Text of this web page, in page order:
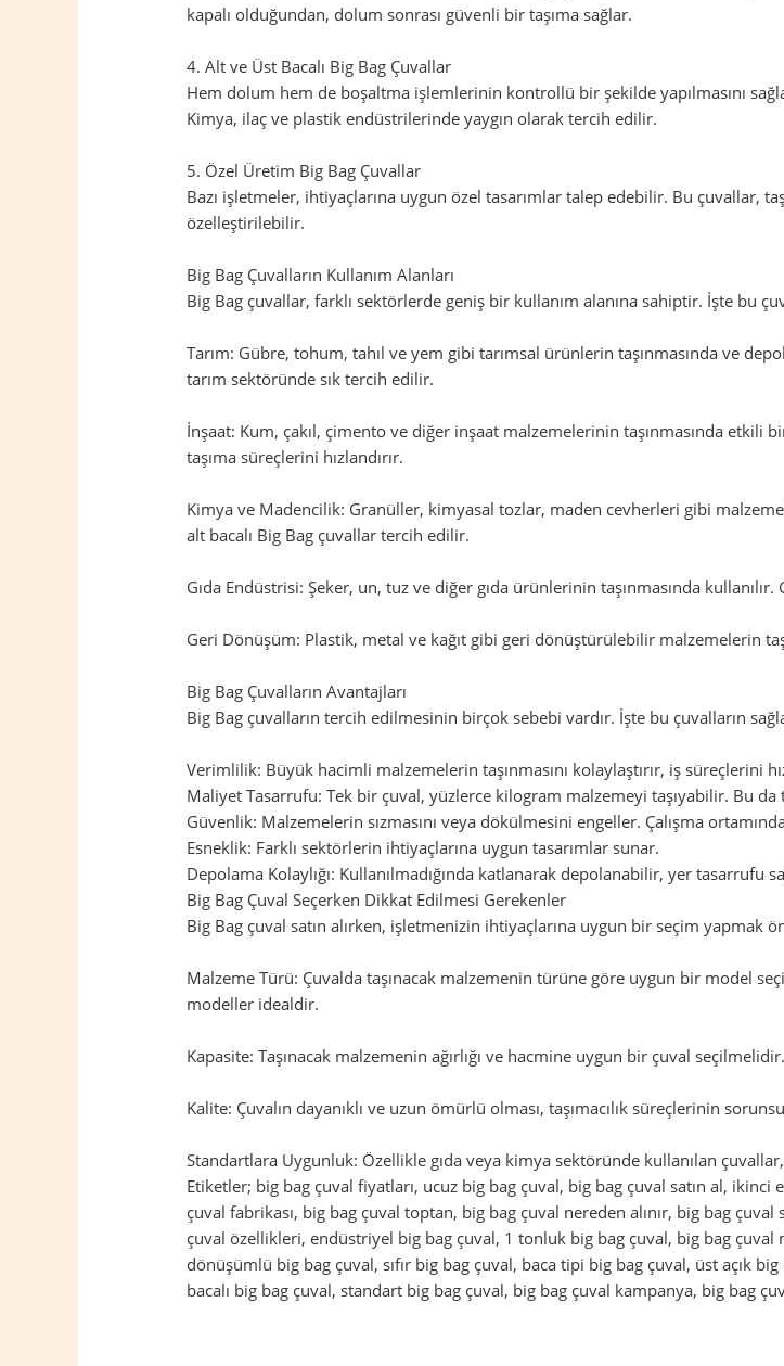
kapalı olduğundan, dolum sonrası güvenli bir taşıma sağlar.
4. Alt ve Üst Bacalı Big Bag Çuvallar
Hem dolum hem de boşaltma işlemlerinin kontrollü bir şekilde yapılmasını
Kimya, ilaç ve plastik endüstrilerinde yaygın olarak tercih edilir.
5. Özel Üretim Big Bag Çuvallar
Bazı işletmeler, ihtiyaçlarına uygun özel tasarımlar talep edebilir. Bu çuvallar,
özelleştirilebilir.
Big Bag Çuvalların Kullanım Alanları
Big Bag çuvallar, farklı sektörlerde geniş bir kullanım alanına sahiptir. İşte bu
Tarım: Gübre, tohum, tahıl ve yem gibi tarımsal ürünlerin taşınmasında ve
tarım sektöründe sık tercih edilir.
İnşaat: Kum, çakıl, çimento ve diğer inşaat malzemelerinin taşınmasında
taşıma süreçlerini hızlandırır.
Kimya ve Madencilik: Granüller, kimyasal tozlar, maden cevherleri gibi
alt bacalı Big Bag çuvallar tercih edilir.
Gıda Endüstrisi: Şeker, un, tuz ve diğer gıda ürünlerinin taşınmasında
Geri Dönüşüm: Plastik, metal ve kağıt gibi geri dönüştürülebilir malzemelerin
Big Bag Çuvalların Avantajları
Big Bag çuvalların tercih edilmesinin birçok sebebi vardır. İşte bu çuvalların
Verimlilik: Büyük hacimli malzemelerin taşınmasını kolaylaştırır, iş süreçlerini
Maliyet Tasarrufu: Tek bir çuval, yüzlerce kilogram malzemeyi taşıyabilir. Bu
Güvenlik: Malzemelerin sızmasını veya dökülmesini engeller. Çalışma
Esneklik: Farklı sektörlerin ihtiyaçlarına uygun tasarımlar sunar.
Depolama Kolaylığı: Kullanılmadığında katlanarak depolanabilir, yer tasarrufu
Big Bag Çuval Seçerken Dikkat Edilmesi Gerekenler
Big Bag çuval satın alırken, işletmenizin ihtiyaçlarına uygun bir seçim yapmak
Malzeme Türü: Çuvalda taşınacak malzemenin türüne göre uygun bir model
modeller idealdir.
Kapasite: Taşınacak malzemenin ağırlığı ve hacmine uygun bir çuval
Kalite: Çuvalın dayanıklı ve uzun ömürlü olması, taşımacılık süreçlerinin
Standartlara Uygunluk: Özellikle gıda veya kimya sektöründe kullanılan
Etiketler; big bag çuval fiyatları, ucuz big bag çuval, big bag çuval satın al,
çuval fabrikası, big bag çuval toptan, big bag çuval nereden alınır, big bag
çuval özellikleri, endüstriyel big bag çuval, 1 tonluk big bag çuval, big bag
dönüşümlü big bag çuval, sıfır big bag çuval, baca tipi big bag çuval, üst açık
bacalı big bag çuval, standart big bag çuval, big bag çuval kampanya, big bag